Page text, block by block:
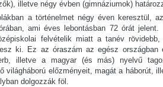
illetve négy évben (gimnáziumok)
a történelmet négy éven keresztül,
ami éves lebontásban 72 órát
felvételik miatt a tanév
ki. Ez az óraszám az egész országban
illetve a magyar (és más) nyelvű
világháború előzményeit, magát a háborút,
dolgozzák föl.